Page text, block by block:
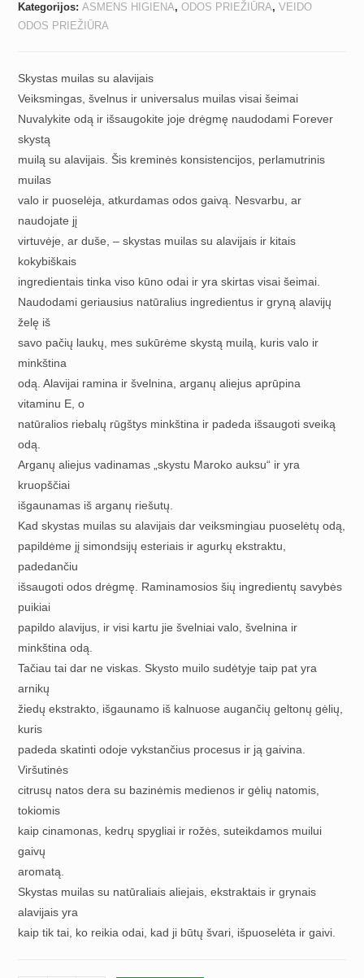
Kategorijos:ASMENS HIGIENA,ODOS PRIEŽIŪRA,VEIDO
ODOS PRIEŽIŪRA
Skystas muilas su alavijais
Veiksmingas, švelnus ir universalus muilas visai šeimai
Nuvalykite odą ir išsaugokite joje drėgmę naudodami Forever
skystą
muilą su alavijais. Šis kreminės konsistencijos, perlamutrinis
muilas
valo ir puoselėja, atkurdamas odos gaivą. Nesvarbu, ar
naudojate jį
virtuvėje, ar duše, – skystas muilas su alavijais ir kitais
kokybiškais
ingredientais tinka viso kūno odai ir yra skirtas visai šeimai.
Naudodami geriausius natūralius ingredientus ir gryną alavijų
želę iš
savo pačių laukų, mes sukūrėme skystą muilą, kuris valo ir
minkština
odą. Alavijai ramina ir švelnina, arganų aliejus aprūpina
vitaminu E, o
natūralios riebalų rūgštys minkština ir padeda išsaugoti sveiką
odą.
Arganų aliejus vadinamas „skystu Maroko auksu“ ir yra
kruopščiai
išgaunamas iš arganų riešutų.
Kad skystas muilas su alavijais dar veiksmingiau puoselėtų odą,
papildėme jį simondsijų esteriais ir agurkų ekstraktu,
padedančiu
išsaugoti odos drėgmę. Raminamosios šių ingredientų savybės
puikiai
papildo alavijus, ir visi kartu jie švelniai valo, švelnina ir
minkština odą.
Tačiau tai dar ne viskas. Skysto muilo sudėtyje taip pat yra
arnikų
žiedų ekstrakto, išgaunamo iš kalnuose augančių geltonų gėlių,
kuris
padeda skatinti odoje vykstančius procesus ir ją gaivina.
Viršutinės
citrusų natos dera su bazinėmis medienos ir gėlių natomis,
tokiomis
kaip cinamonas, kedrų spygliai ir rožės, suteikdamos muilui
gaivų
aromatą.
Skystas muilas su natūraliais aliejais, ekstraktais ir grynais
alavijais yra
kaip tik tai, ko reikia odai, kad ji būtų švari, išpuoselėta ir gaivi.